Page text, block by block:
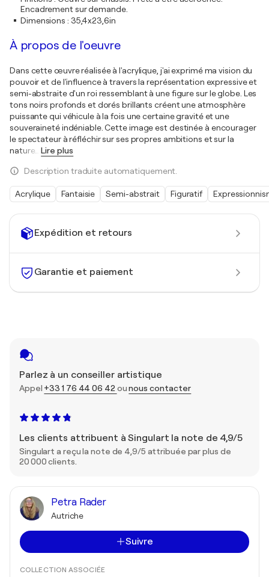
Expédition et retours
Garantie et paiement
Parlez à un conseiller artistique
Appel +33 1 76 44 06 42 ounous contacter
Les clients attribuent à Singulart la note de 4,9/5
Singulart a reçu la note de 4,9/5 attribuée par plus de
20 000 clients.
Petra Rader
Autriche
Suivre
COLLECTION ASSOCIÉE
Encadrement sur demande.
Dimensions : 35,4x23,6in
À propos de l'oeuvre
Dans cette œuvre réalisée à l'acrylique, j'ai exprimé ma vision du
pouvoir et de l'influence à travers la représentation expressive et
semi-abstraite d'un roi ressemblant à une figure sur le globe. Les
tons noirs profonds et dorés brillants créent une atmosphère
puissante qui véhicule à la fois une certaine gravité et une
souveraineté indéniable. Cette image est destinée à encourager
le spectateur à réfléchir sur ses propres ambitions et sur la
nature
Lire plus
Description traduite automatiquement.
Acrylique Fantaisie Semi-abstrait Figuratif